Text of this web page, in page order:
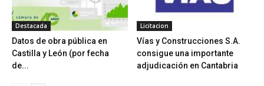
Destacada
Datos de obra pública en
Castilla y León (por fecha
de...
Licitacion
Vías y Construcciones S.A.
consigue una importante
adjudicación en Cantabria